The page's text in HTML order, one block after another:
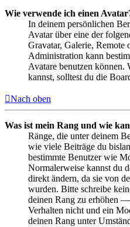
Wie verwende ich einen
In deinem persönlichen
Avatar über eine der
Gravatar, Galerie,
Administration kann
Avatare benutzen können.
kannst, solltest du die
Nach oben
Was ist mein Rang und wie
Ränge, die unter deinem
wie viele Beiträge du
bestimmte Benutzer wie
Normalerweise kannst du
direkt ändern, da sie von
wurden. Bitte schreibe
deinen Rang zu erhöhen
Verhalten nicht und ein
deinen Rang unter